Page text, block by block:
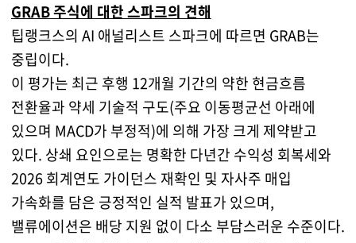
GRAB 주식에 대한 스파크의 견해
팁랭크스의 AI 애널리스트 스파크에 따르면 GRAB는
중립이다.
이 평가는 최근 후행 12개월 기간의 약한 현금흐름
전환율과 약세 기술적 구도(주요 이동평균선 아래에
있으며 MACD가 부정적)에 의해 가장 크게 제약받고
있다. 상쇄 요인으로는 명확한 다년간 수익성 회복세와
2026 회계연도 가이던스 재확인 및 자사주 매입
가속화를 담은 긍정적인 실적 발표가 있으며,
밸류에이션은 배당 지원 없이 다소 부담스러운 수준이다.